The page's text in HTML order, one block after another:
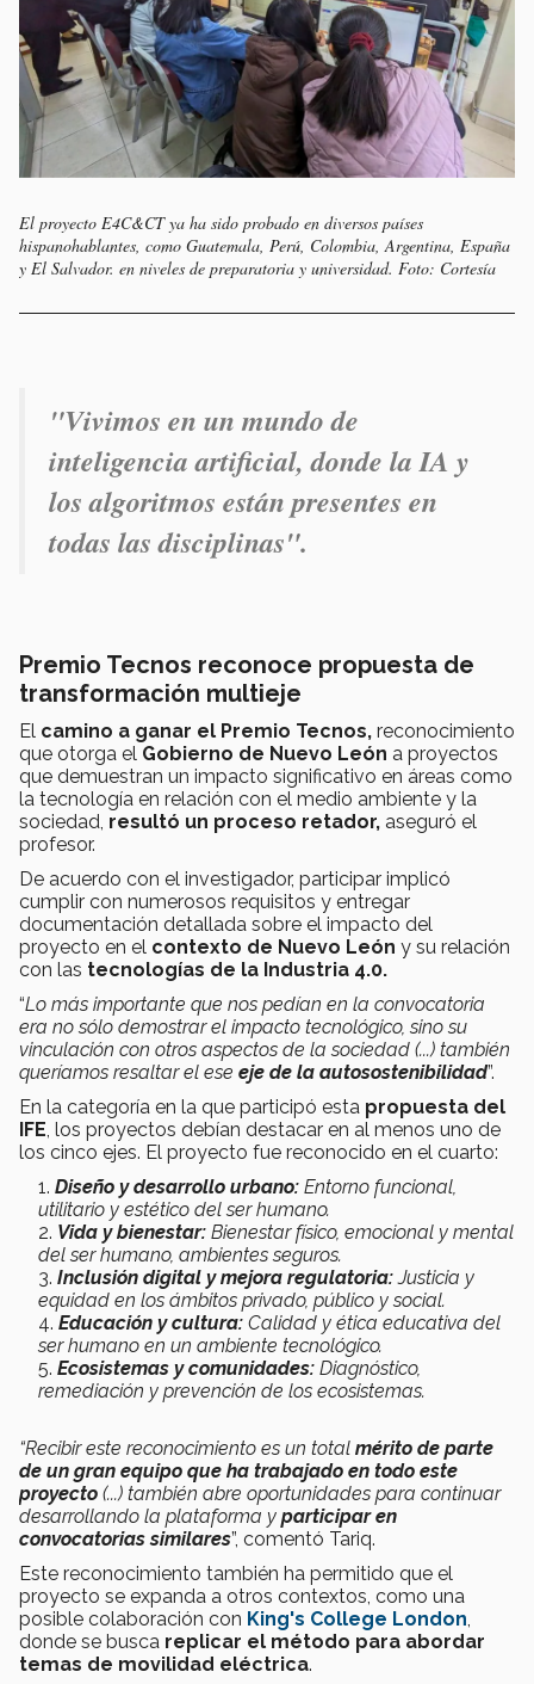
El proyecto E4C&CT ya ha sido probado en diversos países
hispanohablantes, como Guatemala, Perú, Colombia, Argentina, España
y El Salvador. en niveles de preparatoria y universidad. Foto: Cortesía
"Vivimos en un mundo de
inteligencia artificial, donde la IA y
los algoritmos están presentes en
todas las disciplinas".
Premio Tecnos reconoce propuesta de
transformación multieje
El camino a ganar el Premio Tecnos, reconocimiento
que otorga el Gobierno de Nuevo León a proyectos
que demuestran un impacto significativo en áreas como
la tecnología en relación con el medio ambiente y la
sociedad, resultó un proceso retador, aseguró el
profesor.
De acuerdo con el investigador, participar implicó
cumplir con numerosos requisitos y entregar
documentación detallada sobre el impacto del
proyecto en el contexto de Nuevo León y su relación
con las tecnologías de la Industria 4.0.
“Lo más importante que nos pedían en la convocatoria
era no sólo demostrar el impacto tecnológico, sino su
vinculación con otros aspectos de la sociedad (...) también
queríamos resaltar el ese eje de la autosostenibilidad”.
En la categoría en la que participó esta propuesta del
IFE, los proyectos debían destacar en al menos uno de
los cinco ejes. El proyecto fue reconocido en el cuarto:
Diseño y desarrollo urbano: Entorno funcional,
utilitario y estético del ser humano.
Vida y bienestar: Bienestar físico, emocional y mental
del ser humano, ambientes seguros.
Inclusión digital y mejora regulatoria:Justicia y
equidad en los ámbitos privado, público y social.
Educación y cultura: Calidad y ética educativa del
ser humano en un ambiente tecnológico.
Ecosistemas y comunidades: Diagnóstico,
remediación y prevención de los ecosistemas.
“Recibir este reconocimiento es un total mérito de parte
de un gran equipo que ha trabajado en todo este
proyecto (...) también abre oportunidades para continuar
desarrollando la plataforma y participar en
convocatorias similares”, comentó Tariq.
Este reconocimiento también ha permitido que el
proyecto se expanda a otros contextos, como una
posible colaboración con King's College London,
donde se busca replicar el método para abordar
temas de movilidad eléctrica.